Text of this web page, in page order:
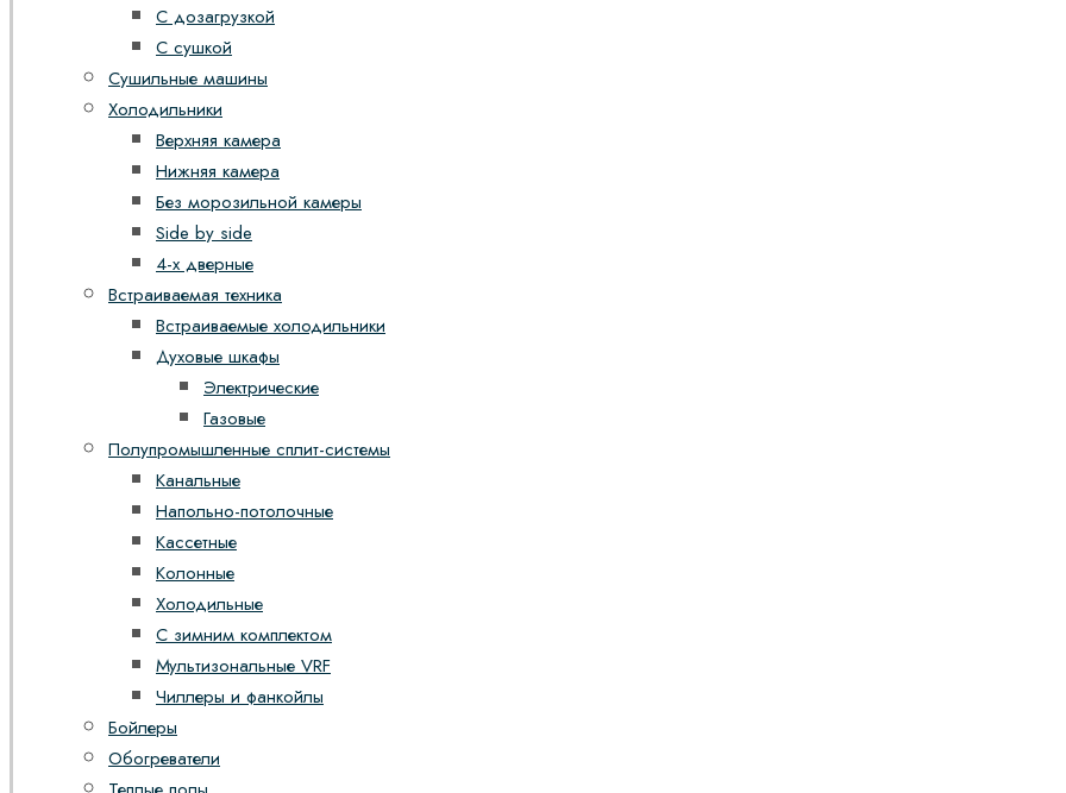
С дозагрузкой
С сушкой
Сушильные машины
Холодильники
Верхняя камера
Нижняя камера
Без морозильной камеры
Side by side
4-х дверные
Встраиваемая техника
Встраиваемые холодильники
Духовые шкафы
Электрические
Газовые
Полупромышленные сплит-системы
Канальные
Напольно-потолочные
Кассетные
Колонные
Холодильные
С зимним комплектом
Мультизональные VRF
Чиллеры и фанкойлы
Бойлеры
Обогреватели